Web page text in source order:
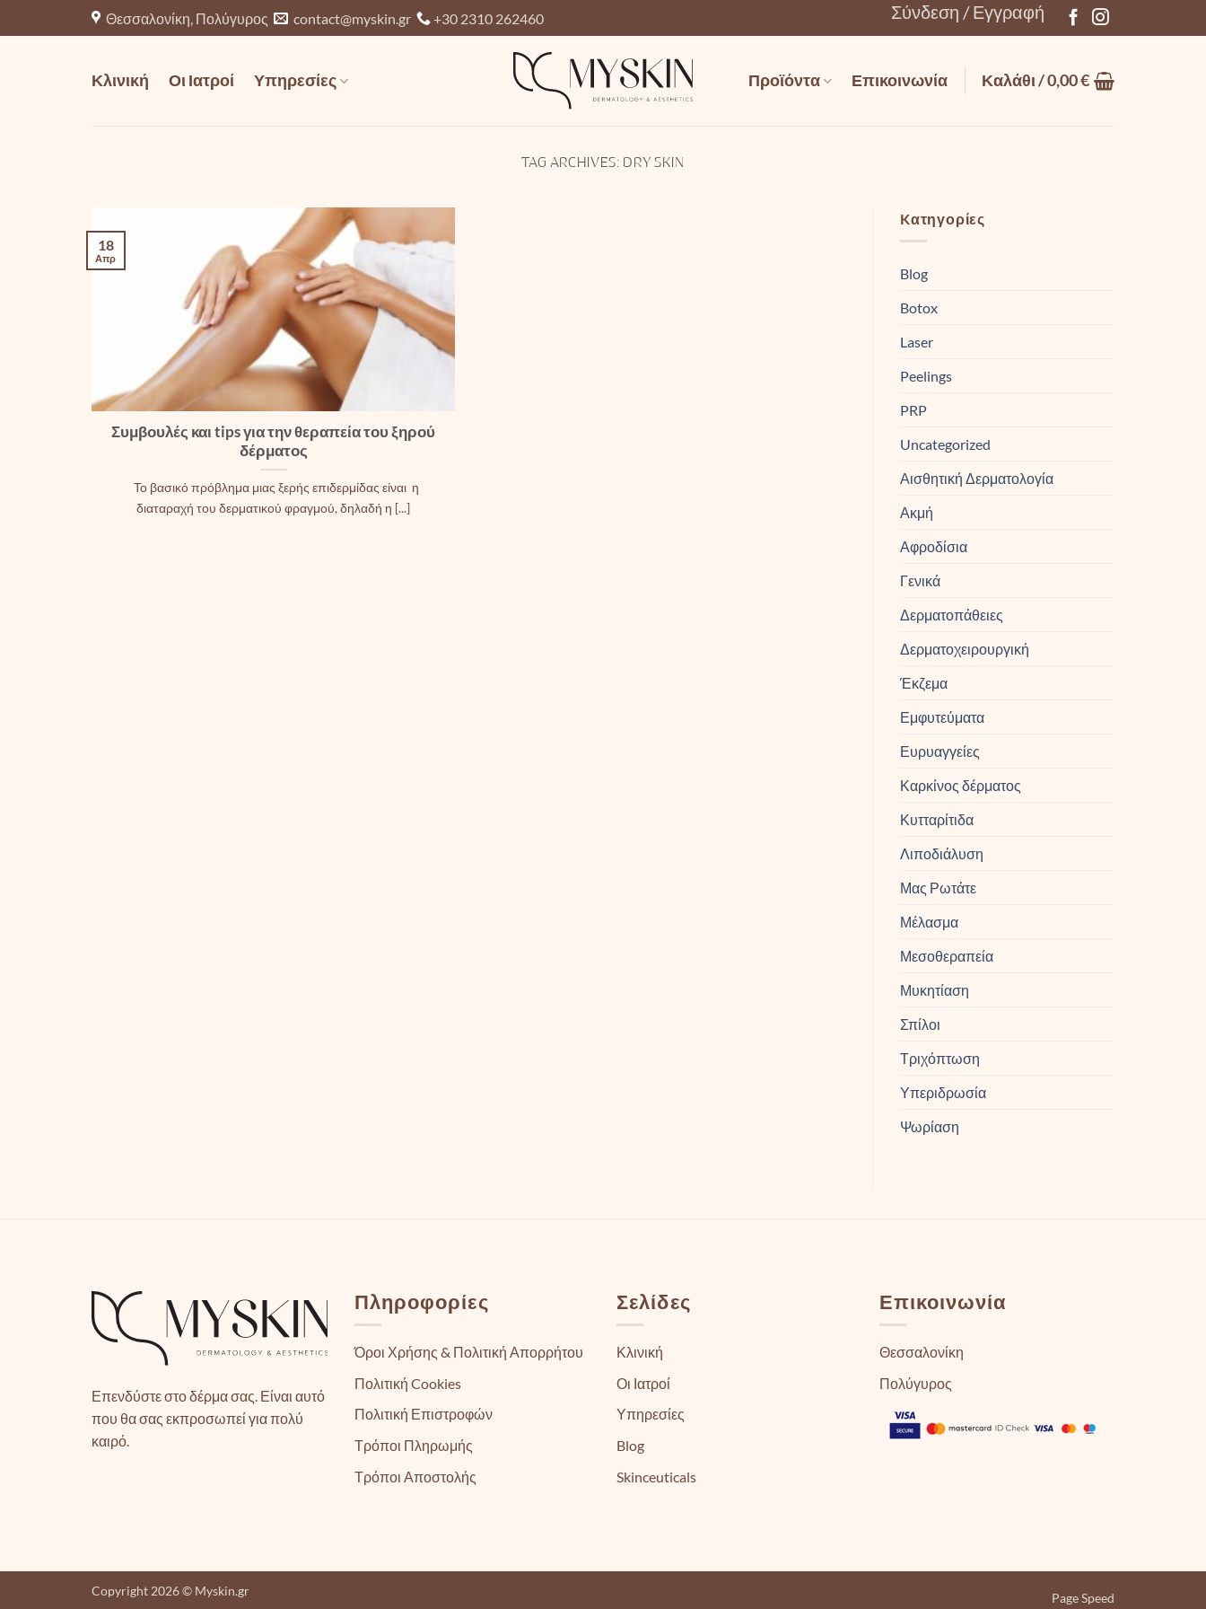
στο
Θεσσαλονίκη, Πολύγυρος contact@myskin.gr +30 2310 262460 Σύνδεση / Εγγραφή
Κλινική Οι Ιατροί Υπηρεσίες Προϊόντα Επικοινωνία Καλάθι /0,00€
TAG ARCHIVES: DRY SKIN
Συμβουλές και tips για την θεραπεία του ξηρού
δέρματος
Το βασικό πρόβλημα μιας ξερής επιδερμίδας είναι η
διαταραχή του δερματικού φραγμού, δηλαδή η [...]
18
Απρ
Kατηγορίες
Blog
Botox
Laser
Peelings
PRP
Uncategorized
Αισθητική Δερματολογία
Ακμή
Αφροδίσια
Γενικά
Δερματοπάθειες
Δερματοχειρουργική
Έκζεμα
Εμφυτεύματα
Ευρυαγγείες
Καρκίνος δέρματος
Κυτταρίτιδα
Λιποδιάλυση
Μας Ρωτάτε
Μέλασμα
Μεσοθεραπεία
Μυκητίαση
Σπίλοι
Τριχόπτωση
Υπεριδρωσία
Ψωρίαση
Επενδύστε στο δέρμα σας. Είναι αυτό
που θα σας εκπροσωπεί για πολύ
καιρό.
Πληροφορίες
Όροι Χρήσης & Πολιτική Απορρήτου
Πολιτική Cookies
Πολιτική Επιστροφών
Τρόποι Πληρωμής
Τρόποι Αποστολής
Σελίδες
Κλινική
Οι Ιατροί
Υπηρεσίες
Blog
Skinceuticals
Επικοινωνία
Θεσσαλονίκη
Πολύγυρος
Page Speed
Copyright 2026 © Myskin.gr